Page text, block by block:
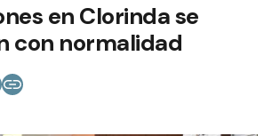
en Clorinda se
con normalidad